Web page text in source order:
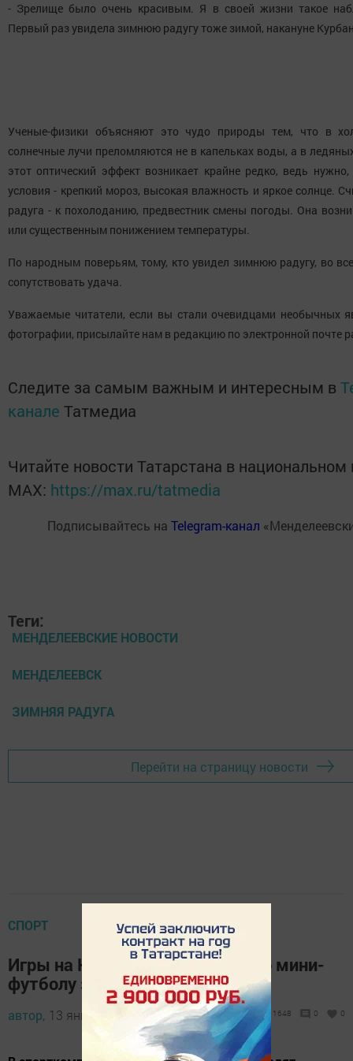
- Зрелище было очень красивым. Я в своей жизни такое
Первый раз увидела зимнюю радугу тоже зимой, накануне
Ученые-физики объясняют это чудо природы тем, что в
солнечные лучи преломляются не в капельках воды, а в
этот оптический эффект возникает крайне редко, ведь
условия - крепкий мороз, высокая влажность и яркое солнце.
радуга - к похолоданию, предвестник смены погоды. Она
или существенным понижением температуры.
По народным поверьям, тому, кто увидел зимнюю радугу, во
сопутствовать удача.
Уважаемые читатели, если вы стали очевидцами необычных
фотографии, присылайте нам в редакцию по электронной почте
Следите за самым важным и интересным в
канале Татмедиа
Читайте новости Татарстана в
MАХ: https://max.ru/tatmedia
Подписывайтесь на Telegram-канал
Теги:
МЕНДЕЛЕЕВСКИЕ НОВОСТИ
МЕНДЕЛЕЕВСК
ЗИМНЯЯ РАДУГА
Перейти на страницу новости
СПОРТ
Игры на Кубок Менделеевска по мини-
футболу завершатся 17 января
автор, 13 января 2015 - 10:49 1648 0 0